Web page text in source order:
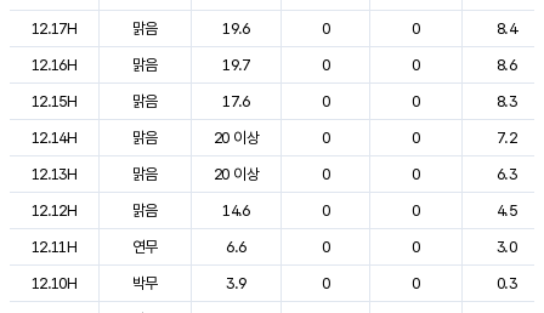
12.17H
맑음 19.6 0 0
8.4
12.16H
맑음 19.7 0 0
8.6
12.15H
맑음 17.6 0 0
8.3
12.14H
맑음 20 이상 0 0
7.2
12.13H
맑음 20 이상 0 0
6.3
12.12H
맑음 14.6 0 0
4.5
12.11H
연무 6.6 0 0
3.0
12.10H
박무 3.9 0 0
0.3